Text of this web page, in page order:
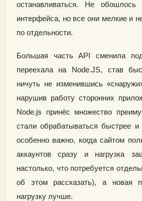
останавливаться. Не
интерфейса, но все они мелкие и
по отдельности.
Большая часть API сменила
переехала на Node.JS, став
ничуть не изменившись
нарушив работу сторонних
Node.js принёс множество
стали обрабатываться быстрее
особенно важно, когда сайтом
аккаунтов сразу и нагрузка
настолько, что потребуется
об этом рассказать), а новая
нагрузку лучше.